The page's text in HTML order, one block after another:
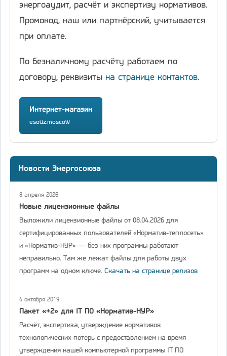
энергоаудит, расчёт и экспертизу нормативов.
Промокод, наш или партнёрский, учитывается
при оплате.
По безналичному расчёту работаем по
договору, реквизиты на странице контактов.
Интернет-магазин
esouz.moscow
Новости Энергосоюза
8 апреля 2026
Новые лицензионные файлы
Выложили лицензионные файлы от 08.04.2026 для
сертифицированных пользователей «Норматив-теплосеть»
и «Норматив-НУР» — без них программы работают
неправильно. Там же лежат файлы для работы двух
программ на одном ключе. Скачать на странице релизов
4 октября 2019
Пакет «+2» для IT ПО «Норматив-НУР»
Расчёт, экспертиза, утверждение нормативов
технологических потерь с предоставлением на время
утверждения нашей компьютерной программы IT ПО